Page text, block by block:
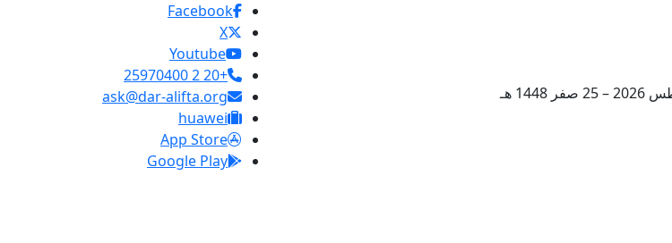
Facebook
X
Youtube
+20 2 25970400
ask@dar-alifta.org
huawei
App Store
Google Play